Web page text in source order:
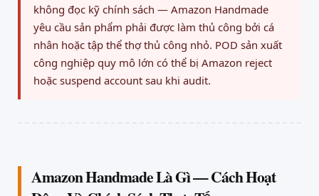
không đọc kỹ chính sách — Amazon Handmade
yêu cầu sản phẩm phải được làm thủ công bởi cá
nhân hoặc tập thể thợ thủ công nhỏ. POD sản xuất
công nghiệp quy mô lớn có thể bị Amazon reject
hoặc suspend account sau khi audit.
Amazon Handmade Là Gì — Cách Hoạt